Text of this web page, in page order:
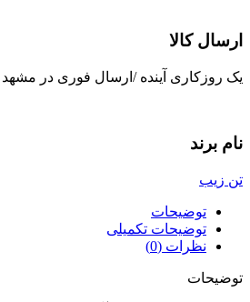
ارسال کالا
یک روزکاری آینده /ارسال فوری در مشهد
نام برند
تن زیب
توضیحات
توضیحات تکمیلی
نظرات (0)
توضیحات